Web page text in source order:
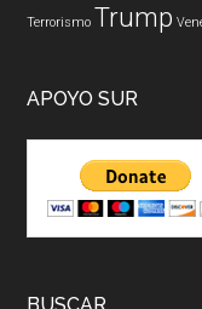
Terrorismo Trump
APOYO SUR
BUSCAR